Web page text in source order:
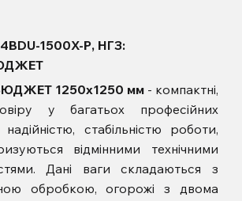
1500X-Р, НГЗ:
БЮДЖЕТ 1250х1250 мм - компактні,
у багатьох професійних
стабільністю роботи,
відмінними технічними
Дані ваги складаються з
обробкою,огорожі з двома